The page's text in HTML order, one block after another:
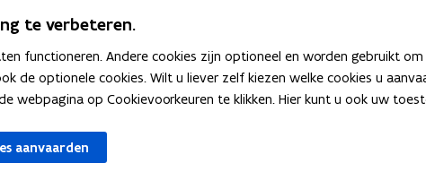
Bekijk ook
te verbeteren.
functioneren. Andere cookies zijn optioneel en worden gebruikt
de optionele cookies. Wilt u liever zelf kiezen welke cookies u
webpagina op Cookievoorkeuren te klikken. Hier kunt u ook uw
aanvaarden